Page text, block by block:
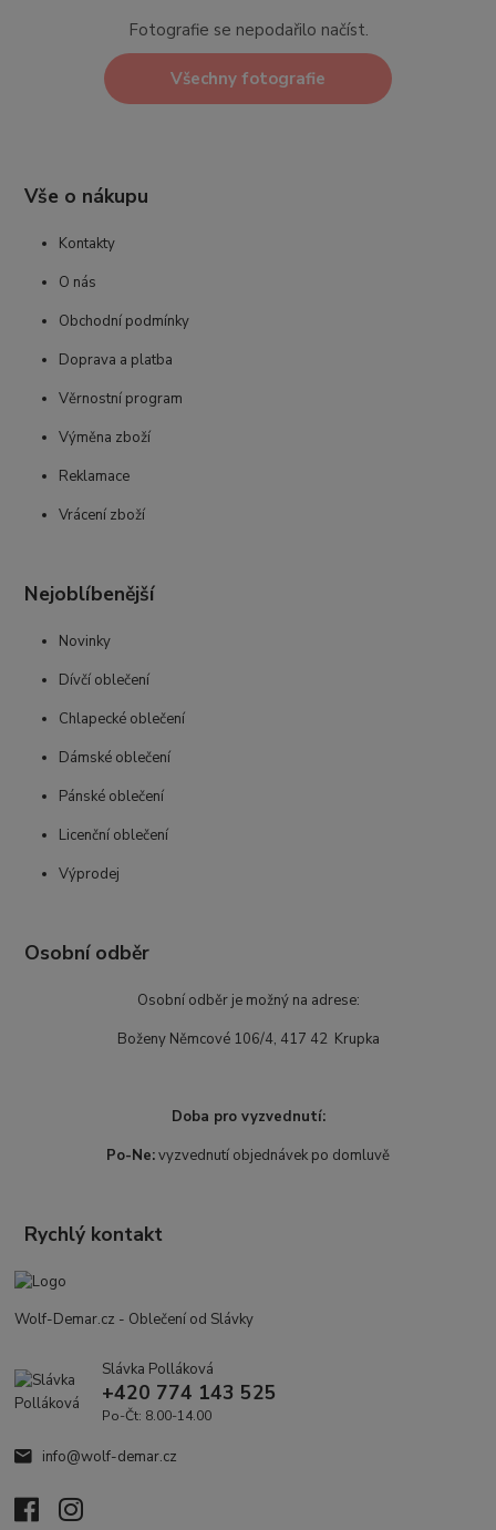
Fotografie se nepodařilo načíst.
Všechny fotografie
Vše o nákupu
Kontakty
O nás
Obchodní podmínky
Doprava a platba
Věrnostní program
Výměna zboží
Reklamace
Vrácení zboží
Nejoblíbenější
Novinky
Dívčí oblečení
Chlapecké oblečení
Dámské oblečení
Pánské oblečení
Licenční oblečení
Výprodej
Osobní odběr
Osobní odběr je možný na adrese:
Boženy Němcové 106/4, 417 42 Krupka
Doba pro vyzvednutí:
Po-Ne:vyzvednutí objednávek po domluvě
Rychlý kontakt
Wolf-Demar.cz - Oblečení od Slávky
Slávka Polláková
+420 774 143 525
Po-Čt: 8.00-14.00
info@wolf-demar.cz